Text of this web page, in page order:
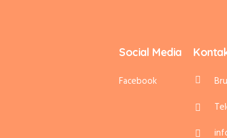
Social Media
Facebook